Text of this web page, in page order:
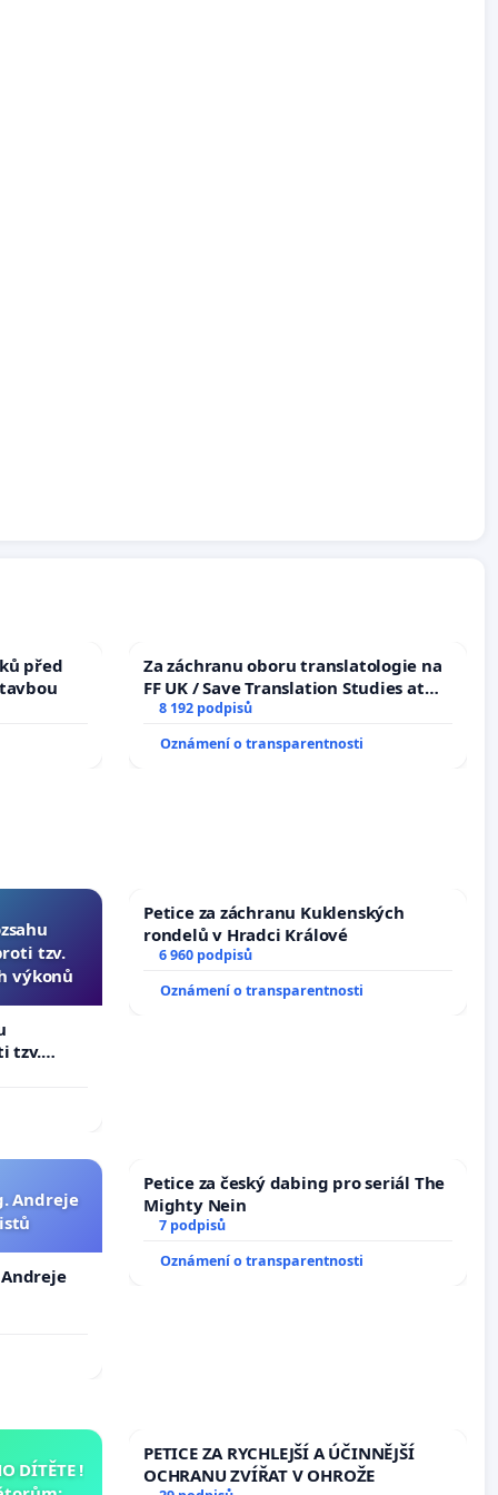
před
Za záchranu oboru translatologie na
FF UK / Save Translation Studies at
the Faculty of Arts, Charles
8 192 podpisů
Oznámení o transparentnosti
tzv.
výkonů
tzv.
Petice za záchranu Kuklenských
rondelů v Hradci Králové
6 960 podpisů
Oznámení o transparentnosti
Andreje
Petice za český dabing pro seriál The
Mighty Nein
7 podpisů
Oznámení o transparentnosti
DÍTĚTE !
PETICE ZA RYCHLEJŠÍ A ÚČINNĚJŠÍ
OCHRANU ZVÍŘAT V OHROŽE